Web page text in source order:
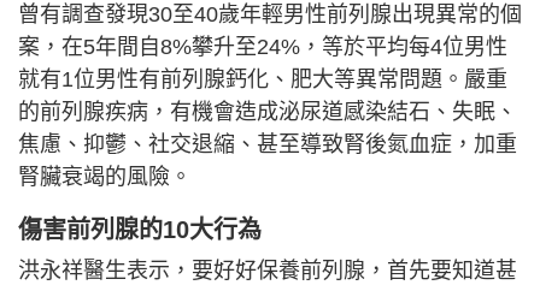
曾有調查發現30至40歲年輕男性前列腺出現異常的個
案，在5年間自8%攀升至24%，等於平均每4位男性
就有1位男性有前列腺鈣化、肥大等異常問題。嚴重
的前列腺疾病，有機會造成泌尿道感染結石、失眠、
焦慮、抑鬱、社交退縮、甚至導致腎後氮血症，加重
腎臟衰竭的風險。
傷害前列腺的10大行為
洪永祥醫生表示，要好好保養前列腺，首先要知道甚